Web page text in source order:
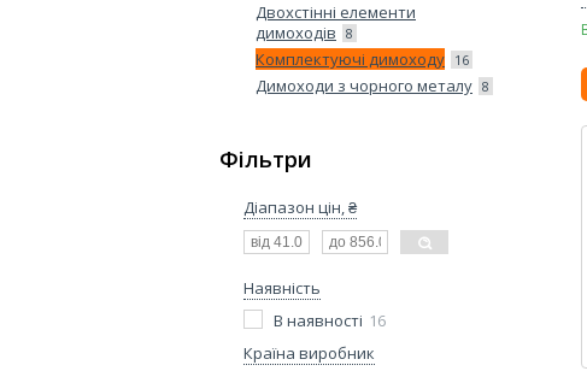
Двохстінні елементи
димоходів 8
Комплектуючі димоходу 16
Димоходи з чорного металу 8
Фільтри
Діапазон цін, ₴
Наявність
В наявності 16
Країна виробник